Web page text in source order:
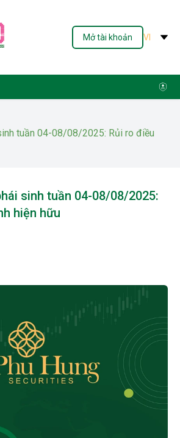
Mở tài khoản VI
tuần 04-08/08/2025: Rủi ro điều
sinh tuần 04-08/08/2025:
hiện hữu